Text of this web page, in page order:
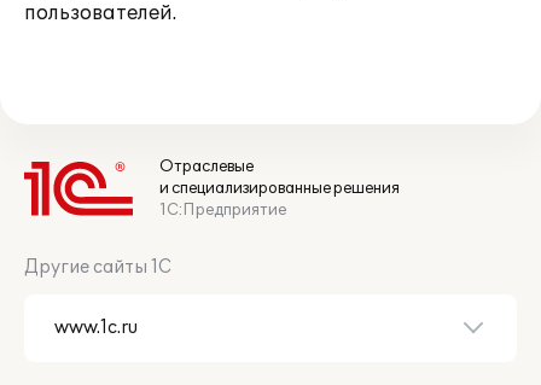
пользователей.
Отраслевые
и специализированные решения
1С:Предприятие
Другие сайты 1С